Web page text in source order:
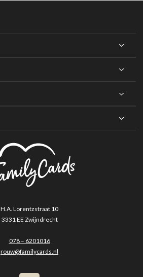
H.A. Lorentzstraat 10
3331 EE Zwijndrecht
078 – 6201016
rouw@familycards.nl